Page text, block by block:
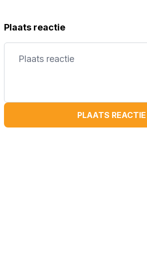
Plaats reactie
PLAATS REACTIE